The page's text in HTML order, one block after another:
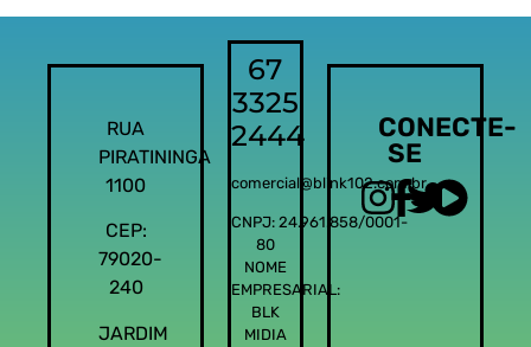
RUA
PIRATININGA
1100
CEP:
79020-
240
JARDIM
67
3325
2444
comercial@blink102.com.br
CNPJ: 24.961.858/0001-
80
NOME
EMPRESARIAL:
BLK
MIDIA
CONECTE-
SE